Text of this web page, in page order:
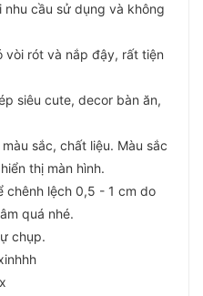
cầu sử dụng và không
rót và nắp đậy, rất tiện
siêu cute, decor bàn ăn,
sắc, chất liệu. Màu sắc
thị màn hình.
chênh lệch 0,5 - 1 cm do
quá nhé.
chụp.